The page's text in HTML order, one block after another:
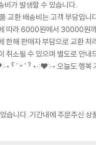
비가 발생할 수 있습니다.
교환 배송비는 고객 부담입니
따라 6000원에서 30000원
한해 판매자 부담으로 교환 처
취소될 수 있으며 별도로 안내
ˁ ˈ ᵕ ˈ ˀ •‧:❤️:‧• 오늘도 행복
다. 기간내에 주문주신 상